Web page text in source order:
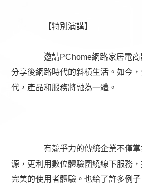
		【特別演講】
		邀請PChome網路家居電商副總經理吳德威與您
分享後網路時代的斜槓生活。如今
代，產品和服務將融為一體。
源，更利用數位體驗圍繞線下服務
完美的使用者體驗。也給了許多例子